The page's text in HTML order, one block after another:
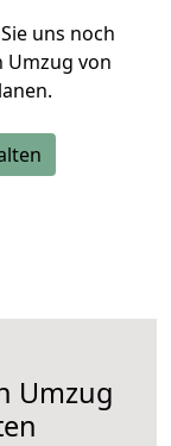
uns noch
Umzug von
Umzug